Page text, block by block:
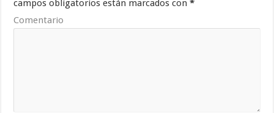
campos obligatorios están marcados con*
Comentario